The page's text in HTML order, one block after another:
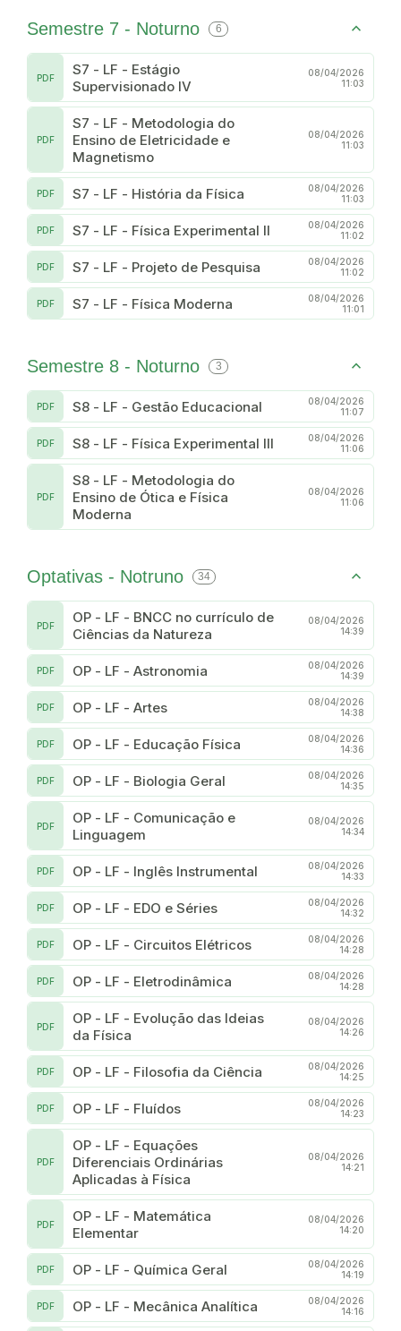
Semestre 7 - Noturno 6
S7 - LF - Estágio
Supervisionado IV
PDF
08/04/2026
11:03
S7 - LF - Metodologia do
Ensino de Eletricidade e
Magnetismo
PDF
08/04/2026
11:03
S7 - LF - História da Física
PDF
08/04/2026
11:03
S7 - LF - Física Experimental II
PDF
08/04/2026
11:02
S7 - LF - Projeto de Pesquisa
PDF
08/04/2026
11:02
S7 - LF - Física Moderna
PDF
08/04/2026
11:01
Semestre 8 - Noturno 3
S8 - LF - Gestão Educacional
PDF
08/04/2026
11:07
S8 - LF - Física Experimental III
PDF
08/04/2026
11:06
S8 - LF - Metodologia do
Ensino de Ótica e Física
Moderna
PDF
08/04/2026
11:06
Optativas - Notruno 34
OP - LF - BNCC no currículo de
Ciências da Natureza
PDF
08/04/2026
14:39
OP - LF - Astronomia
PDF
08/04/2026
14:39
OP - LF - Artes
PDF
08/04/2026
14:38
OP - LF - Educação Física
PDF
08/04/2026
14:36
OP - LF - Biologia Geral
PDF
08/04/2026
14:35
OP - LF - Comunicação e
Linguagem
PDF
08/04/2026
14:34
OP - LF - Inglês Instrumental
PDF
08/04/2026
14:33
OP - LF - EDO e Séries
PDF
08/04/2026
14:32
OP - LF - Circuitos Elétricos
PDF
08/04/2026
14:28
OP - LF - Eletrodinâmica
PDF
08/04/2026
14:28
OP - LF - Evolução das Ideias
da Física
PDF
08/04/2026
14:26
OP - LF - Filosofia da Ciência
PDF
08/04/2026
14:25
OP - LF - Fluídos
PDF
08/04/2026
14:23
OP - LF - Equações
Diferenciais Ordinárias
Aplicadas à Física
PDF
08/04/2026
14:21
OP - LF - Matemática
Elementar
PDF
08/04/2026
14:20
OP - LF - Química Geral
PDF
08/04/2026
14:19
OP - LF - Mecânica Analítica
PDF
08/04/2026
14:16